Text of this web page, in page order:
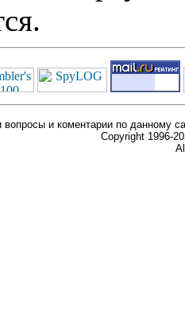
и коментарии по данному
Copyright 1996-